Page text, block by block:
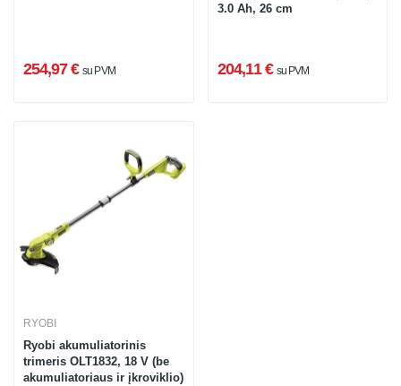
254,97 € su PVM
3.0 Ah, 26 cm
204,11 € su PVM
RYOBI
Ryobi akumuliatorinis
trimeris OLT1832, 18 V (be
akumuliatoriaus ir įkroviklio)